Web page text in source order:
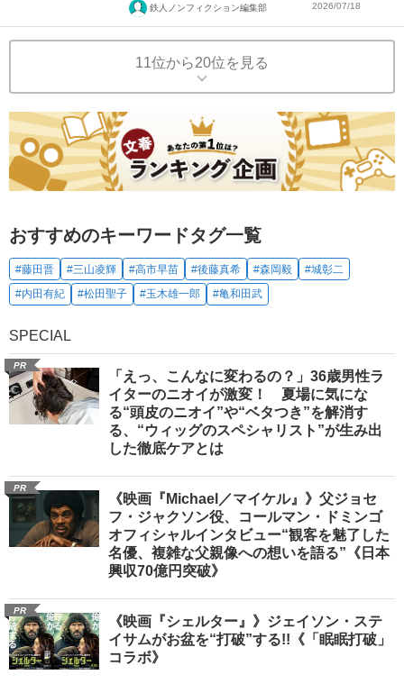
鉄人ノンフィクション編集部 2026/07/18
11位から20位を見る
おすすめのキーワードタグ一覧
#藤田晋 #三山凌輝 #高市早苗 #後藤真希 #森岡毅
#城彰二
#内田有紀
#松田聖子 #玉木雄一郎 #亀和田武
SPECIAL
PR
「えっ、こんなに変わるの？」36歳男性ラ
イターのニオイが激変！ 夏場に気にな
る“頭皮のニオイ”や“ベタつき”を解消す
る、“ウィッグのスペシャリスト”が生み出
した徹底ケアとは
PR
《映画『Michael／マイケル』》父ジョセ
フ・ジャクソン役、コールマン・ドミンゴ
オフィシャルインタビュー“観客を魅了した
名優、複雑な父親像への想いを語る”《日本
興収70億円突破》
PR
《映画『シェルター』》ジェイソン・ステ
イサムがお盆を“打破”する!!《「眠眠打破」
コラボ》